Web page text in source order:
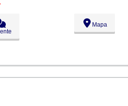
Mapa